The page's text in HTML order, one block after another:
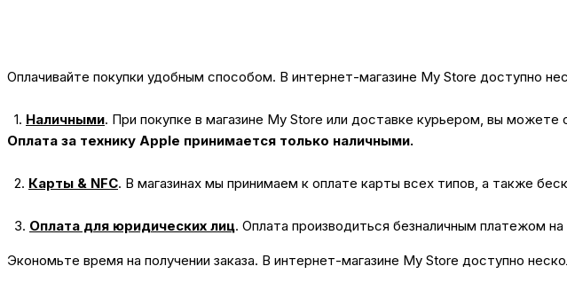
Оплачивайте покупки удобным способом. В интернет-магазине My Store доступно
1. Наличными. При покупке в магазине My Store или доставке курьером, вы можете
Оплата за технику Apple принимается только наличными.
2. Карты & NFC. В магазинах мы принимаем к оплате карты всех типов, а также
3. Оплата для юридических лиц. Оплата производиться безналичным платежом
Экономьте время на получении заказа. В интернет-магазине My Store доступно